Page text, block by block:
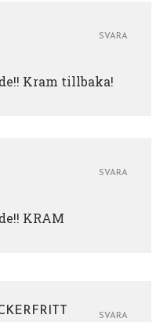
Kram tillbaka!
SVARA
KRAM
SVARA
SVARA